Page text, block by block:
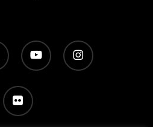
youtube instagram
flickr